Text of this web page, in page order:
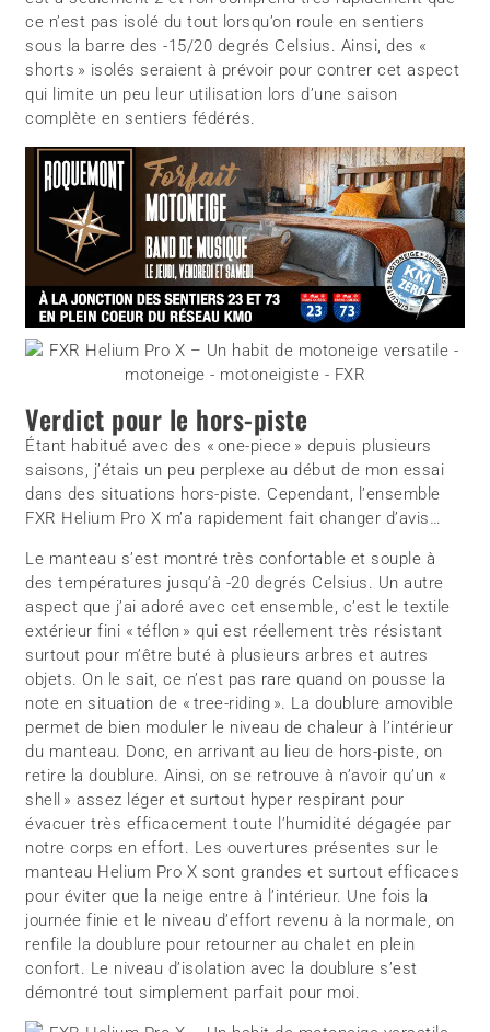
ce n’est pas isolé du tout lorsqu’on roule en sentiers
sous la barre des -15/20 degrés Celsius. Ainsi, des «
shorts » isolés seraient à prévoir pour contrer cet aspect
qui limite un peu leur utilisation lors d’une saison
complète en sentiers fédérés.
Verdict pour le hors-piste
Étant habitué avec des « one-piece » depuis plusieurs
saisons, j’étais un peu perplexe au début de mon essai
dans des situations hors-piste. Cependant, l’ensemble
FXR Helium Pro X m’a rapidement fait changer d’avis…
Le manteau s’est montré très confortable et souple à
des températures jusqu’à -20 degrés Celsius. Un autre
aspect que j’ai adoré avec cet ensemble, c’est le textile
extérieur fini « téflon » qui est réellement très résistant
surtout pour m’être buté à plusieurs arbres et autres
objets. On le sait, ce n’est pas rare quand on pousse la
note en situation de « tree-riding ». La doublure amovible
permet de bien moduler le niveau de chaleur à l’intérieur
du manteau. Donc, en arrivant au lieu de hors-piste, on
retire la doublure. Ainsi, on se retrouve à n’avoir qu’un «
shell » assez léger et surtout hyper respirant pour
évacuer très efficacement toute l’humidité dégagée par
notre corps en effort. Les ouvertures présentes sur le
manteau Helium Pro X sont grandes et surtout efficaces
pour éviter que la neige entre à l’intérieur. Une fois la
journée finie et le niveau d’effort revenu à la normale, on
renfile la doublure pour retourner au chalet en plein
confort. Le niveau d’isolation avec la doublure s’est
démontré tout simplement parfait pour moi.